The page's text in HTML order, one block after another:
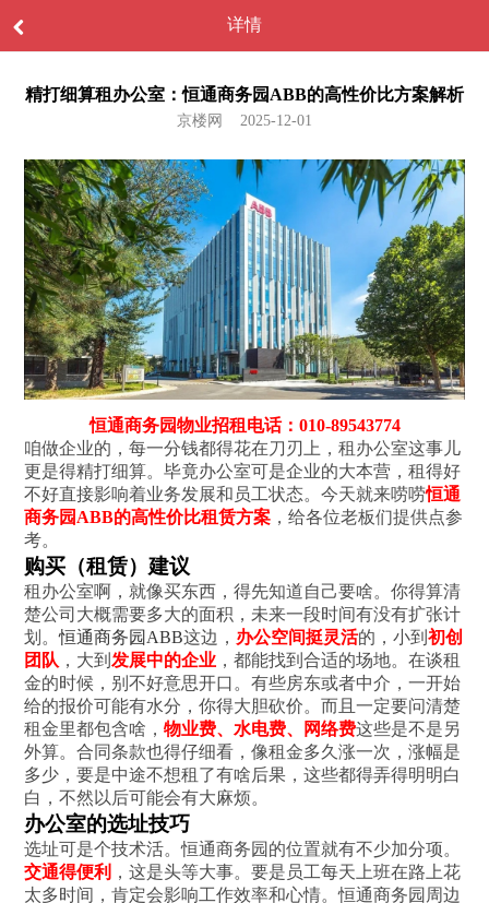
详情
精打细算租办公室：恒通商务园ABB的高性价比方案解析
京楼网 2025-12-01
恒通商务园物业招租电话：010-89543774
咱做企业的，每一分钱都得花在刀刃上，租办公室这事儿
更是得精打细算。毕竟办公室可是企业的大本营，租得好
不好直接影响着业务发展和员工状态。今天就来唠唠恒通
商务园ABB的高性价比租赁方案 ，给各位老板们提供点参
考。
购买（租赁）建议
租办公室啊，就像买东西，得先知道自己要啥。你得算清
楚公司大概需要多大的面积，未来一段时间有没有扩张计
划。恒通商务园ABB这边， 办公空间挺灵活的，小到初创
团队 ，大到发展中的企业 ，都能找到合适的场地。在谈租
金的时候，别不好意思开口。有些房东或者中介，一开始
给的报价可能有水分，你得大胆砍价。而且一定要问清楚
租金里都包含啥，物业费、水电费、网络费这些是不是另
外算。合同条款也得仔细看，像租金多久涨一次，涨幅是
多少，要是中途不想租了有啥后果，这些都得弄得明明白
白，不然以后可能会有大麻烦。
办公室的选址技巧
选址可是个技术活。恒通商务园的位置就有不少加分项。
交通得便利 ，这是头等大事。要是员工每天上班在路上花
太多时间，肯定会影响工作效率和心情。恒通商务园周边